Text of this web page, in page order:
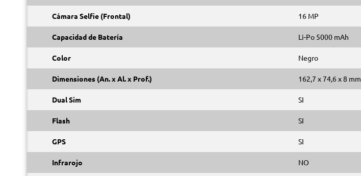
Cámara Selfie (Frontal) 16 MP
Capacidad de Batería Li-Po 5000 mAh
Color Negro
Dimensiones (An. x Al. x Prof.) 162,7 x 74,6 x 8 mm
Dual Sim SI
Flash SI
GPS SI
Infrarojo NO